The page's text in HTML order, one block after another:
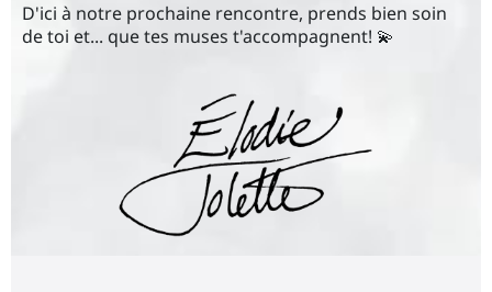
D'ici à notre prochaine rencontre, prends bien soin
de toi et... que tes muses t'accompagnent! 💫